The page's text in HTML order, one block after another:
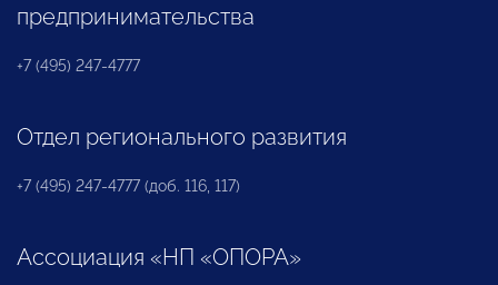
предпринимательства
+7 (495) 247-4777
Отдел регионального развития
+7 (495) 247-4777 (доб. 116, 117)
Ассоциация «НП «ОПОРА»